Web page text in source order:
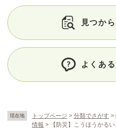
現在地 トップページ > 分類でさがす >
情報 > 【防災】こうほうかる
見つか
よくあ